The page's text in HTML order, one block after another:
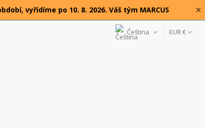
vyřídíme po 10. 8. 2026. Váš tým MARCUS ×
Čeština EUR €